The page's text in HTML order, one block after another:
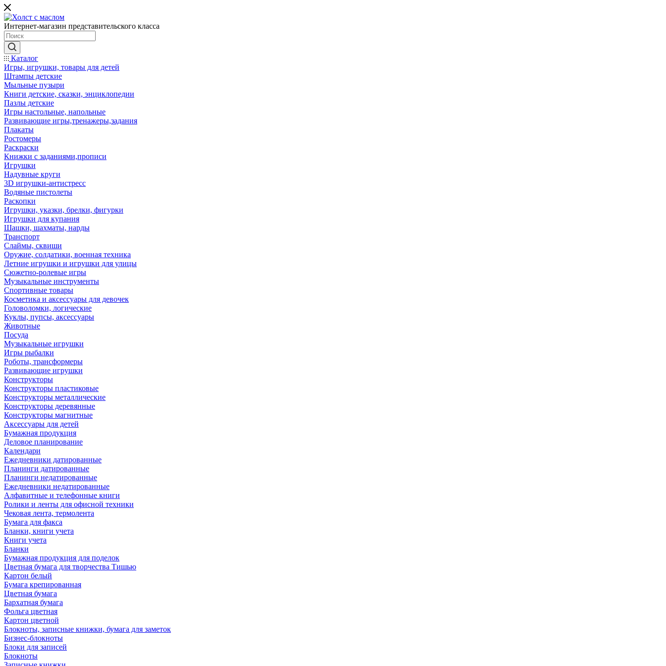
Интернет-магазин представительского класса
Каталог
Игры, игрушки, товары для детей
Штампы детские
Мыльные пузыри
Книги детские, сказки, энциклопедии
Пазлы детские
Игры настольные, напольные
Развивающие игры,тренажеры,задания
Плакаты
Ростомеры
Раскраски
Книжки с заданиями,прописи
Игрушки
Надувные круги
3D игрушки-антистресс
Водяные пистолеты
Раскопки
Игрушки, указки, брелки, фигурки
Игрушки для купания
Шашки, шахматы, нарды
Транспорт
Слаймы, сквиши
Оружие, солдатики, военная техника
Летние игрушки и игрушки для улицы
Сюжетно-ролевые игры
Музыкальные инструменты
Спортивные товары
Косметика и аксессуары для девочек
Головоломки, логические
Куклы, пупсы, аксессуары
Животные
Посуда
Музыкальные игрушки
Игры рыбалки
Роботы, трансформеры
Развивающие игрушки
Конструкторы
Конструкторы пластиковые
Конструкторы металлические
Конструкторы деревянные
Конструкторы магнитные
Аксессуары для детей
Бумажная продукция
Деловое планирование
Календари
Ежедневники датированные
Планинги датированные
Планинги недатированные
Ежедневники недатированные
Алфавитные и телефонные книги
Ролики и ленты для офисной техники
Чековая лента, термолента
Бумага для факса
Бланки, книги учета
Книги учета
Бланки
Бумажная продукция для поделок
Цветная бумага для творчества Тишью
Картон белый
Бумага крепированная
Цветная бумага
Бархатная бумага
Фольга цветная
Картон цветной
Блокноты, записные книжки, бумага для заметок
Бизнес-блокноты
Блоки для записей
Блокноты